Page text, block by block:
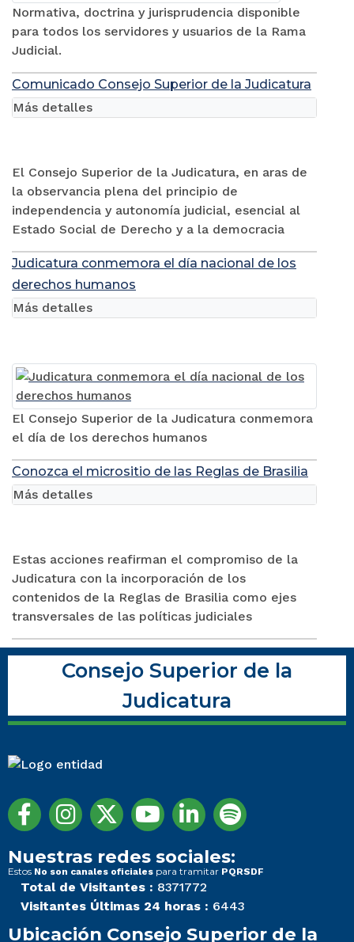
Normativa, doctrina y jurisprudencia disponible
para todos los servidores y usuarios de la Rama
Judicial.
Comunicado Consejo Superior de la Judicatura
El Consejo Superior de la Judicatura, en aras de
la observancia plena del principio de
independencia y autonomía judicial, esencial al
Estado Social de Derecho y a la democracia
Más detalles
Judicatura conmemora el día nacional de los
derechos humanos
El Consejo Superior de la Judicatura conmemora
el día de los derechos humanos
Más detalles
Conozca el micrositio de las Reglas de Brasilia
Estas acciones reafirman el compromiso de la
Judicatura con la incorporación de los
contenidos de la Reglas de Brasilia como ejes
transversales de las políticas judiciales
Más detalles
Consejo Superior de la
Judicatura
Nuestras redes sociales:
Estos No son canales oficiales para tramitar PQRSDF
Total de Visitantes : 8371772
Visitantes Últimas 24 horas : 6443
Ubicación Consejo Superior de la